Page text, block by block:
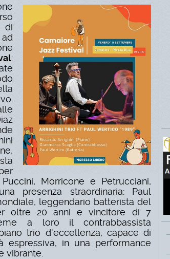
di
:
Morricone e Petrucciani,
presenza straordinaria: Paul
leggendario batterista del
oltre 20 anni e vincitore di 7
a loro il contrabbassista
trio d'eccellenza, capace di
espressiva, in una performance
vibrante.